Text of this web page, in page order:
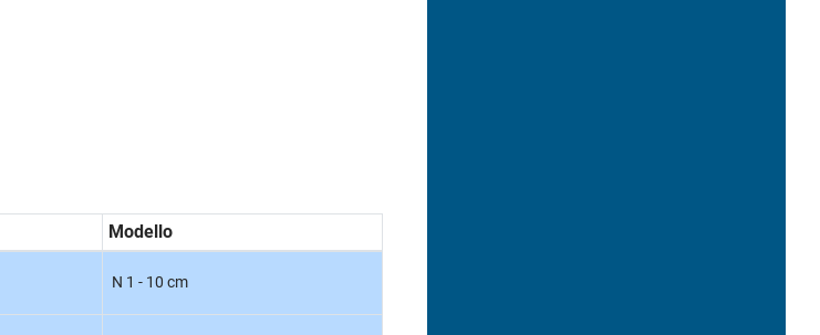
Modello
N 1 - 10 cm